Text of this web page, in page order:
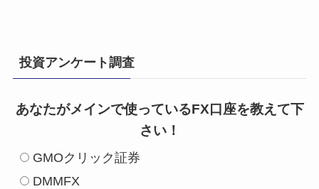
投資アンケート調査
あなたがメインで使っているFX口座を教えて下
さい！
GMOクリック証券
DMMFX